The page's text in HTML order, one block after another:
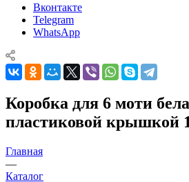
Вконтакте
Telegram
WhatsApp
Коробка для 6 моти
пластиковой крышкой
Главная
—
Каталог